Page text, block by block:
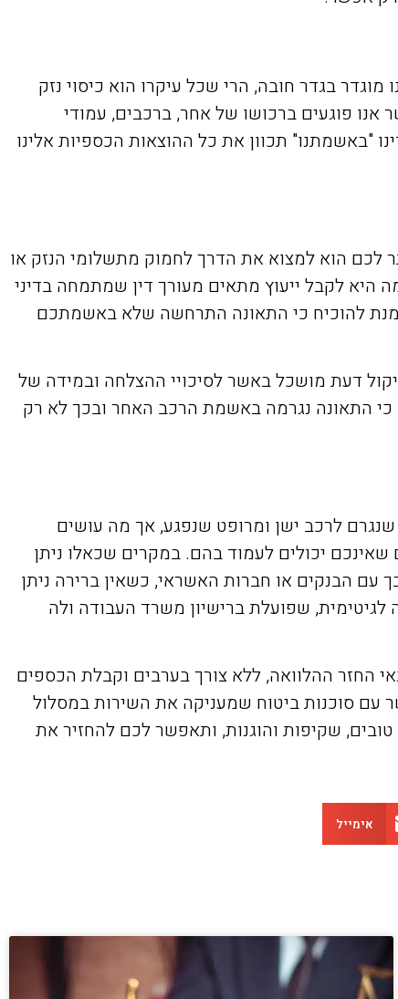
בגדר חובה, הרי שכל עיקרו הוא כיסוי נזק
אנו פוגעים ברכושו של אחר, ברכבים, עמודי
"באשמתנו" תכוון את כל ההוצאות הכספיות אלינו
לכם הוא למצוא את הדרך לחמוק מתשלומי הנזק או
היא לקבל ייעוץ מתאים מעורך דין שמתמחה בדיני
מנת להוכיח כי התאונה התרחשה שלא באשמתכם
דעת מושכל באשר לסיכויי ההצלחה ובמידה של
כי התאונה נגרמה באשמת הרכב האחר ובכך לא רק
לרכב ישן ומרופט שנפגע, אך מה עושים
יכולים לעמוד בהם. במקרים שכאלו ניתן
הבנקים או חברות האשראי, כשאין ברירה ניתן
שפועלת ברישיון משרד העבודה ולה
החזר ההלוואה, ללא צורך בערבים וקבלת הכספים
עם סוכנות ביטוח שמעניקה את השירות במסלול
שקיפות והוגנות, ותאפשר לכם להחזיר את
אימייל